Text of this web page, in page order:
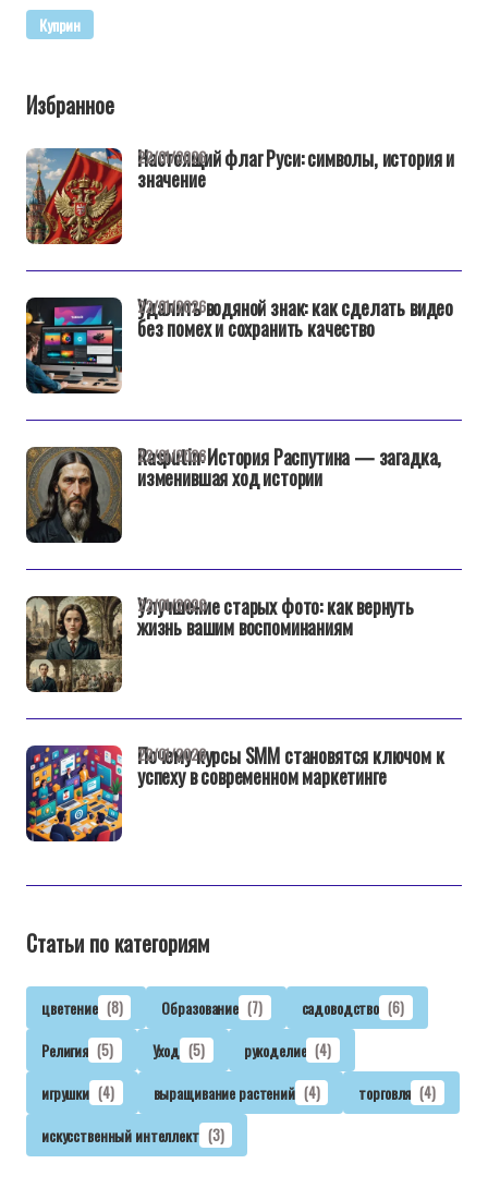
Куприн
Избранное
Настоящий флаг Руси: символы, история и
значение
22/01/2026
Удалить водяной знак: как сделать видео
без помех и сохранить качество
22/01/2026
Rasputin: История Распутина — загадка,
изменившая ход истории
22/01/2026
Улучшение старых фото: как вернуть
жизнь вашим воспоминаниям
22/01/2026
Почему курсы SMM становятся ключом к
успеху в современном маркетинге
22/01/2026
Статьи по категориям
цветение (8) Образование (7) садоводство (6)
Религия (5) Уход (5) рукоделие (4)
игрушки (4) выращивание растений (4) торговля (4)
искусственный интеллект (3)